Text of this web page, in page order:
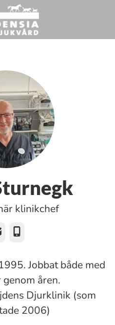
klinikchef
Telefon
Jobbat både med
åren.
Djurklinik (som
2006)